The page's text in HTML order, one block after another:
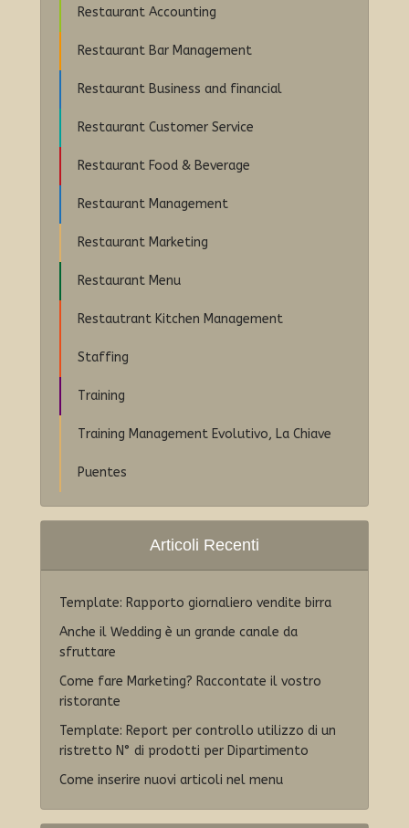
Restaurant Accounting
Restaurant Bar Management
Restaurant Business and financial
Restaurant Customer Service
Restaurant Food & Beverage
Restaurant Management
Restaurant Marketing
Restaurant Menu
Restautrant Kitchen Management
Staffing
Training
Training Management Evolutivo, La Chiave
Puentes
Articoli Recenti
Template: Rapporto giornaliero vendite birra
Anche il Wedding è un grande canale da
sfruttare
Come fare Marketing? Raccontate il vostro
ristorante
Template: Report per controllo utilizzo di un
ristretto N° di prodotti per Dipartimento
Come inserire nuovi articoli nel menu